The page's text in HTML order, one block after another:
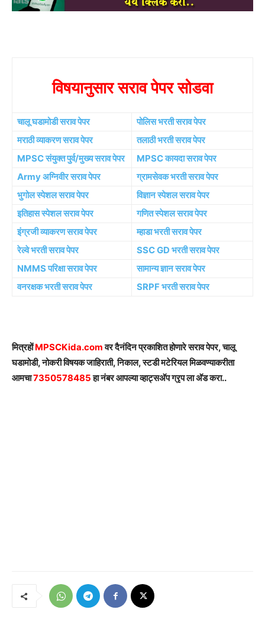
विषयानुसार सराव पेपर सोडवा
चालू घडामोडी सराव पेपर
पोलिस भरती सराव पेपर
मराठी व्याकरण सराव पेपर
तलाठी भरती सराव पेपर
MPSC संयुक्त पुर्व/मुख्य सराव पेपर
MPSC कायदा सराव पेपर
Army अग्निवीर सराव पेपर
ग्रामसेवक भरती सराव पेपर
भुगोल स्पेशल सराव पेपर
विज्ञान स्पेशल सराव पेपर
इतिहास स्पेशल सराव पेपर
गणित स्पेशल सराव पेपर
इंग्रजी व्याकरण सराव पेपर
म्हाडा भरती सराव पेपर
रेल्वे भरती सराव पेपर
SSC GD भरती सराव पेपर
NMMS परिक्षा सराव पेपर
सामान्य ज्ञान सराव पेपर
वनरक्षक भरती सराव पेपर
SRPF भरती सराव पेपर
मित्रहोंMPSCKida.comवर दैनंदिन प्रकाशित होणारे सराव पेपर, चालू
घडामोडी, नोकरी विषयक जाहिराती, निकाल, स्टडी मटेरियल मिळवण्याकरीता
आमचा7350578485हा नंबर आपल्या व्हाट्सअ‍ॅप ग्रृप ला अ‍ॅड करा..